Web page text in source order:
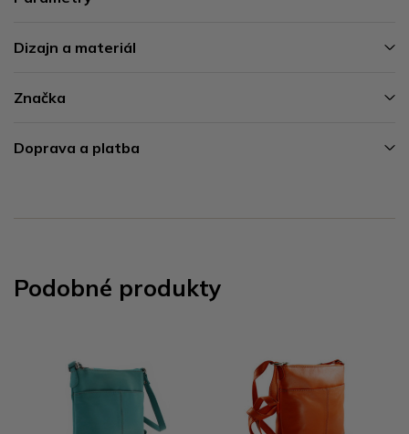
Dizajn a materiál
Značka
Doprava a platba
Podobné produkty